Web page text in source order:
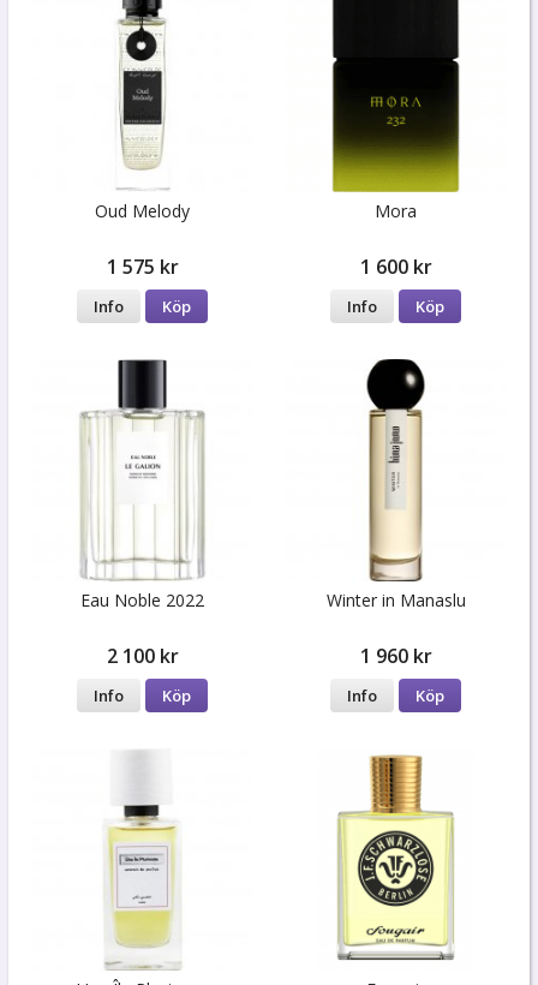
Oud Melody
1 575 kr
Info Köp
Mora
1 600 kr
Info Köp
Eau Noble 2022
2 100 kr
Info Köp
Winter in Manaslu
1 960 kr
Info Köp